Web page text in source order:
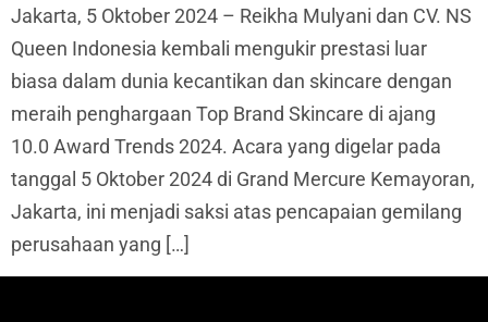
Jakarta, 5 Oktober 2024 – Reikha Mulyani dan CV. NS
Queen Indonesia kembali mengukir prestasi luar
biasa dalam dunia kecantikan dan skincare dengan
meraih penghargaan Top Brand Skincare di ajang
10.0 Award Trends 2024. Acara yang digelar pada
tanggal 5 Oktober 2024 di Grand Mercure Kemayoran,
Jakarta, ini menjadi saksi atas pencapaian gemilang
perusahaan yang […]